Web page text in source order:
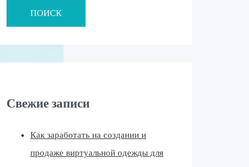
ПОИСК
Свежие записи
Как заработать на создании и
продаже виртуальной одежды для